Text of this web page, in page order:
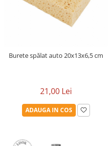
Burete spălat auto 20x13x6,5 cm
21,00 Lei
ADAUGA IN COS